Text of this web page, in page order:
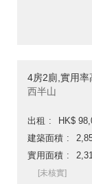
4房2廁,實用率
西半山
出租
HK$
建築面積
實用面積
[未核實]